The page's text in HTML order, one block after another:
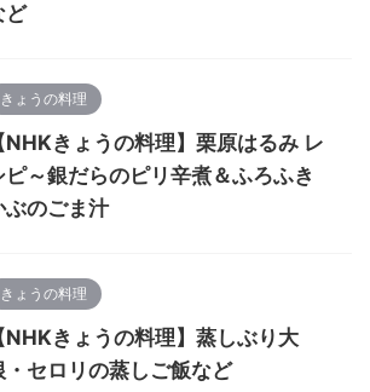
ど
きょうの料理
NHKきょうの料理】栗原はるみ レ
ピ～銀だらのピリ辛煮＆ふろふき
ぶのごま汁
きょうの料理
NHKきょうの料理】蒸しぶり大
・セロリの蒸しご飯など